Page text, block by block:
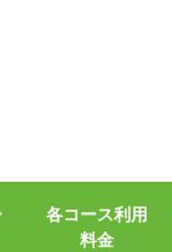
各コース利用
料金